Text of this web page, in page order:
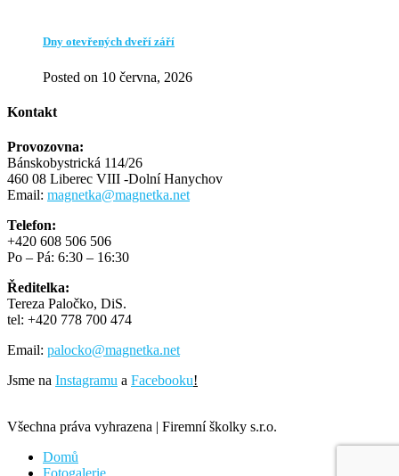
Dny otevřených dveří září
Posted on 10 června, 2026
Kontakt
Provozovna:
Bánskobystrická 114/26
460 08 Liberec VIII -Dolní Hanychov
Email: magnetka@magnetka.net
Telefon:
+420 608 506 506
Po – Pá: 6:30 – 16:30
Ředitelka:
Tereza Paločko, DiS.
tel: +420 778 700 474
Email: palocko@magnetka.net
Jsme na Instagramu a Facebooku!
Všechna práva vyhrazena | Firemní školky s.r.o.
Domů